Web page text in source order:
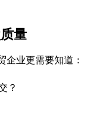
量
企业更需要知道：
？